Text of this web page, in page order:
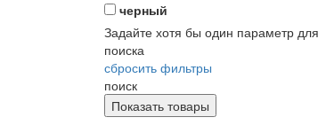
черный
Задайте хотя бы один параметр для
поиска
сбросить фильтры
поиск